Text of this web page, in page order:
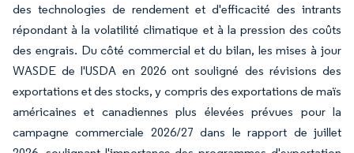
des technologies de rendement et d'efficacité des intrants
répondant à la volatilité climatique et à la pression des coûts
des engrais. Du côté commercial et du bilan, les mises à jour
WASDE de l'USDA en 2026 ont souligné des révisions des
exportations et des stocks, y compris des exportations de maïs
américaines et canadiennes plus élevées prévues pour la
campagne commerciale 2026/27 dans le rapport de juillet